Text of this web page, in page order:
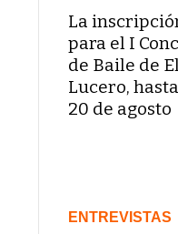
La
para el I
de Baile de El
Lucero,
20 de agosto
ENTREVISTAS